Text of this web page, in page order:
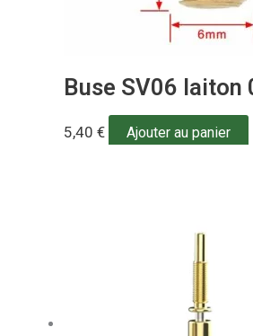
Buse SV06 laiton
5,40 € Ajouter au panier